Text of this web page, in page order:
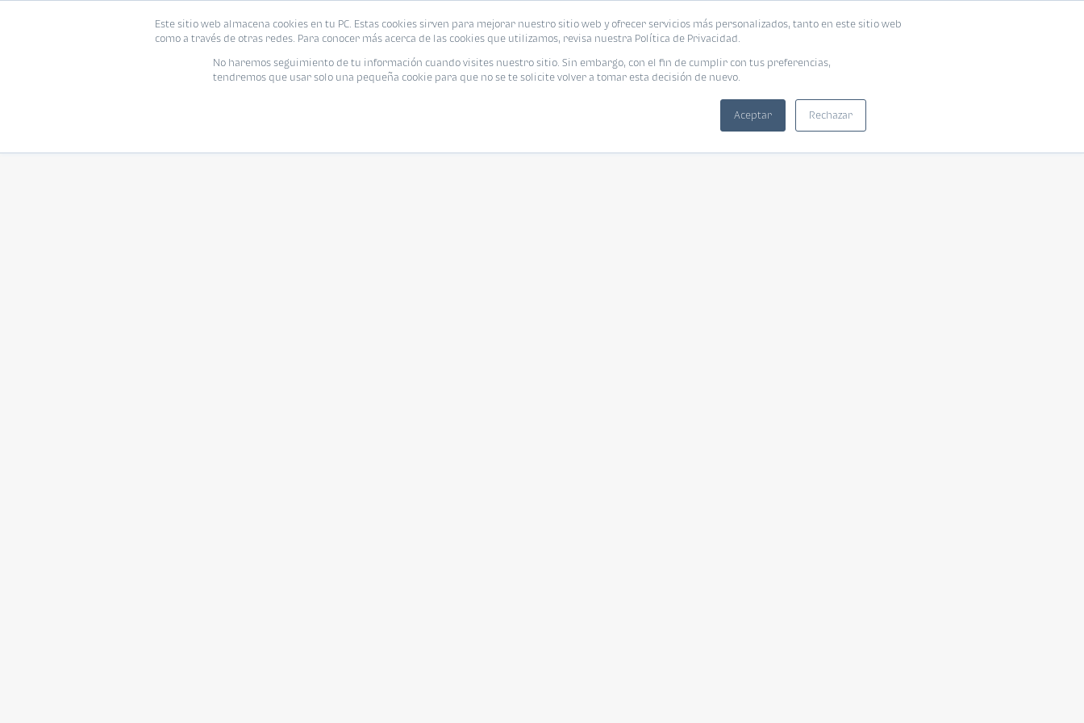
Este sitio web almacena cookies en tu PC. Estas cookies sirven para mejorar nuestro sitio web y ofrecer servicios más personalizados, tanto en este sitio web
como a través de otras redes. Para conocer más acerca de las cookies que utilizamos, revisa nuestra Política de Privacidad.
No haremos seguimiento de tu información cuando visites nuestro sitio. Sin embargo, con el fin de cumplir con tus preferencias,
tendremos que usar solo una pequeña cookie para que no se te solicite volver a tomar esta decisión de nuevo.
Aceptar Rechazar